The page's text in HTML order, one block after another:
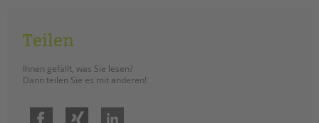
Teilen
Ihnen gefällt, was Sie lesen?
Dann teilen Sie es mit anderen!
Facebook Xing